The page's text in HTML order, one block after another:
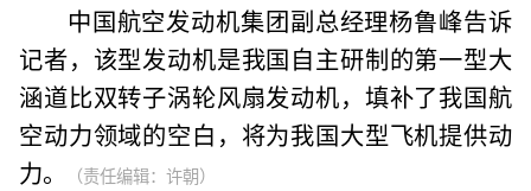
中国航空发动机集团副总经理杨鲁峰告诉
记者，该型发动机是我国自主研制的第一型大
涵道比双转子涡轮风扇发动机，填补了我国航
空动力领域的空白，将为我国大型飞机提供动
力。
（责任编辑：许朝）